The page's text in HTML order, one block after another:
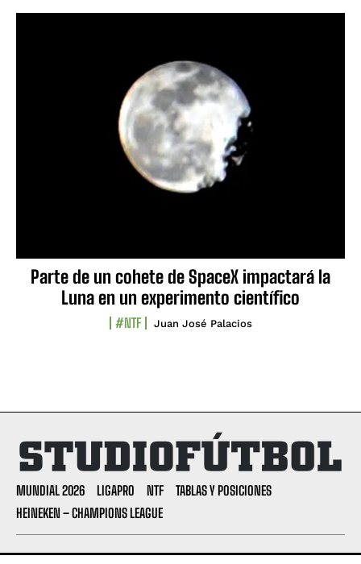
Parte de un cohete de SpaceX impactará la
Luna en un experimento científico
#NTF Juan José Palacios
MUNDIAL 2026 LIGAPRO NTF
TABLAS Y POSICIONES
HEINEKEN – CHAMPIONS LEAGUE